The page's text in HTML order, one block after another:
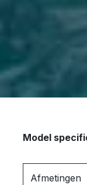
Model
Afmetingen